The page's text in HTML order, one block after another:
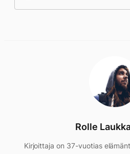
Rolle
Kirjoittaja on 37-vuotias